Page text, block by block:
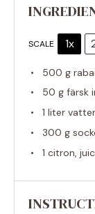
SCALE 1x
500 g
50 g färsk
1 liter
300 g
1 citron,